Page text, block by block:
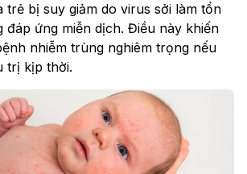
trẻ bị suy giảm do virus sởi làm tổn
đáp ứng miễn dịch. Điều này khiến
nhiễm trùng nghiêm trọng nếu
trị kịp thời.